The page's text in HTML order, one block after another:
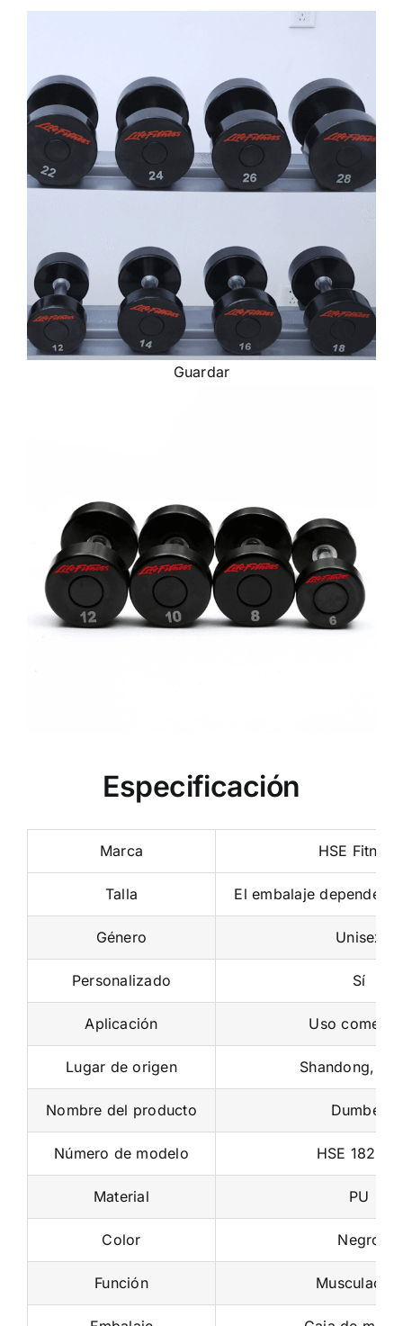
Guardar
Especificación
Marca HSE Fitness
Talla El embalaje depende
Género Unisex
Personalizado Sí
Aplicación Uso
Lugar de origen Shandong,
Nombre del producto Dumbell
Número de modelo HSE 182007
Material PU
Color Negro
Función Musculación